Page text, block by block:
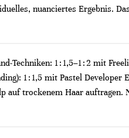
nuanciertes Ergebnis.
Techniken: 1 : 1,5–1 : 2 mit
1 : 1,5 mit Pastel
auf trockenem Haar auftragen.